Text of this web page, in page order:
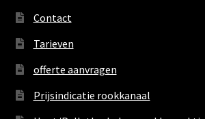
Contact
Tarieven
offerte aanvragen
Prijsindicatie rookkanaal